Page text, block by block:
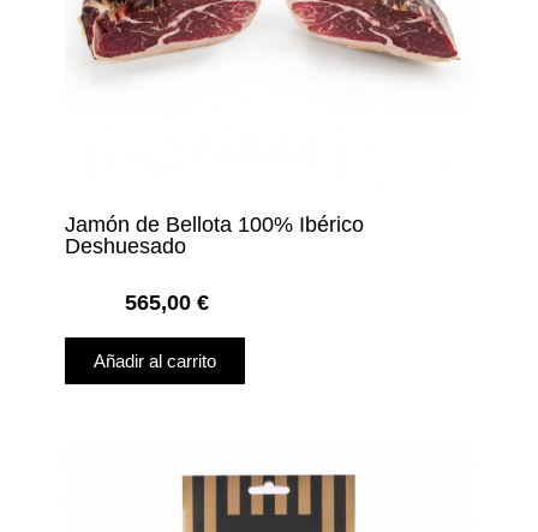
Jamón de Bellota 100% Ibérico
Deshuesado
565,00 €
Añadir al carrito